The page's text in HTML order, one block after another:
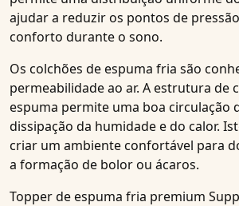
ajudar a reduzir os pontos de
conforto durante o sono.
Os colchões de espuma fria são
permeabilidade ao ar. A estrutura de
espuma permite uma boa circulação
dissipação da humidade e do calor.
criar um ambiente confortável para
a formação de bolor ou ácaros.
Topper de espuma fria premium